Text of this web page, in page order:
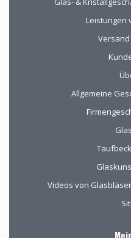
Leistungen
Versand
Allgemeine
Videos von